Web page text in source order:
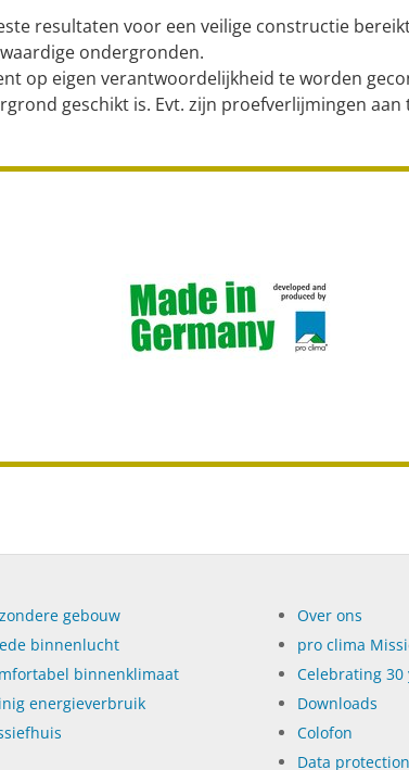
resultaten voor een veilige constructie
ondergronden.
op eigen verantwoordelijkheid te worden
geschikt is. Evt. zijn proefverlijmingen aan
gebouw
binnenlucht
binnenklimaat
energieverbruik
Over ons
pro clima
Celebrating 30
Dow­n­loads
Colofon
Data protection